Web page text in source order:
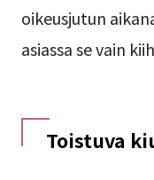
oikeusjutun
asiassa se vain
Toistuva